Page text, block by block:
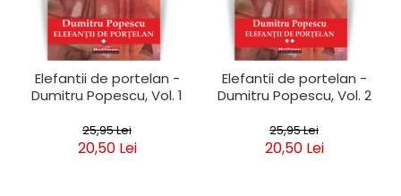
Elefantii de portelan -
Dumitru Popescu, Vol. 1
25,95 Lei
20,50 Lei
Elefantii de portelan -
Dumitru Popescu, Vol. 2
25,95 Lei
20,50 Lei